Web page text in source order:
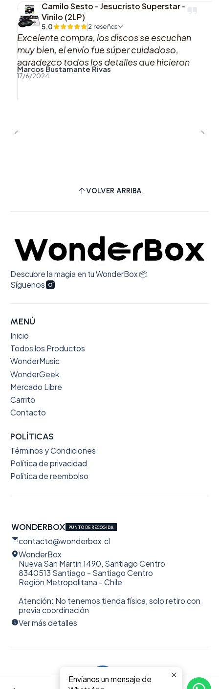
0
Camilo Sesto - Jesucristo Superstar -
Vinilo (2LP)
5.0 2 reseñas
Excelente compra, los discos se escuchan
muy bien, el envío fue súper cuidadoso,
agradezco todos los detalles que hicieron
que esta compra fuera muy muy agradable,
Marcos Bustamante Rivas
17/6/2024
VOLVER ARRIBA
Descubre la magia en tu WonderBox 📦
Síguenos
MENÚ
Inicio
Todos los Productos
WonderMusic
WonderGeek
Mercado Libre
Carrito
Contacto
POLÍTICAS
Términos y Condiciones
Política de privacidad
Política de reembolso
WONDERBOX PUNTO DE RECOGIDA
contacto@wonderbox.cl
WonderBox
Nueva San Martin 1490, Santiago Centro
8340513 Santiago - Santiago Centro
Región Metropolitana - Chile
Atención: No tenemos tienda física, solo retiro con
previa coordinación
Ver más detalles
2026 WonderBox.Envíanos un mensaje de